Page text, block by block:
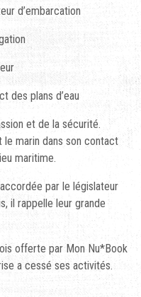
d’embarcation
des plans d’eau
et de la sécurité.
le marin dans son contact
maritime.
par le législateur
il rappelle leur grande
offerte par Mon Nu*Book
a cessé ses activités.